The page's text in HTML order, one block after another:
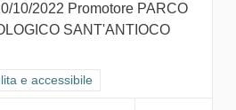
10/2022 Promotore PARCO
SANT'ANTIOCO
GOAL 7 - Energia pulita e
e accessibile